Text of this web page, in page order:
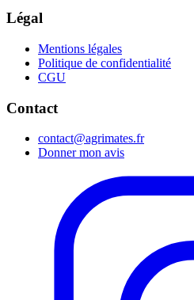
Légal
Mentions légales
Politique de confidentialité
CGU
Contact
contact@agrimates.fr
Donner mon avis